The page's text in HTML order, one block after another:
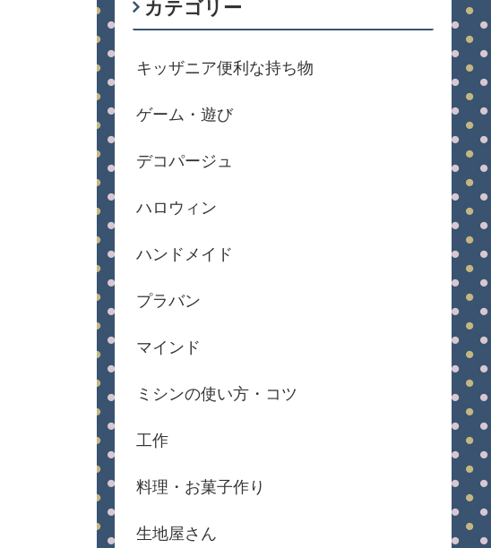
カテゴリー
キッザニア便利な持ち物
ゲーム・遊び
デコパージュ
ハロウィン
ハンドメイド
プラバン
マインド
ミシンの使い方・コツ
工作
料理・お菓子作り
生地屋さん